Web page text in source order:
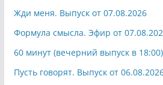
Жди меня. Выпуск от 07.08.2026
Формула смысла. Эфир от
60 минут (вечерний выпуск в
Пусть говорят. Выпуск от